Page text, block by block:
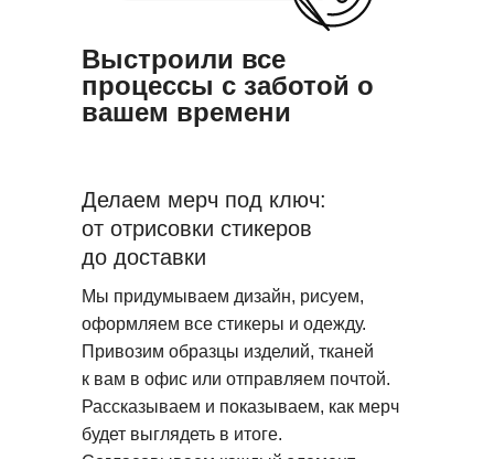
Выстроили все
процессы с заботой о
вашем времени
Мы придумываем дизайн, рисуем,
оформляем все стикеры и одежду.
Привозим образцы изделий, тканей
к вам в офис или отправляем почтой.
Рассказываем и показываем, как мерч
будет выглядеть в итоге.
Делаем мерч под ключ:
от отрисовки стикеров
до доставки